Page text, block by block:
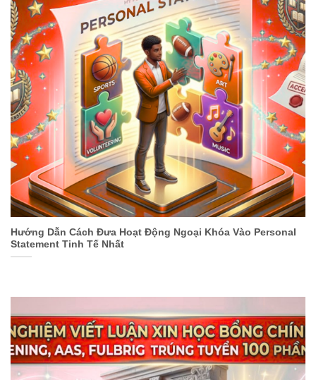
Hướng Dẫn Cách Đưa Hoạt Động Ngoại Khóa Vào Personal
Statement Tinh Tế Nhất